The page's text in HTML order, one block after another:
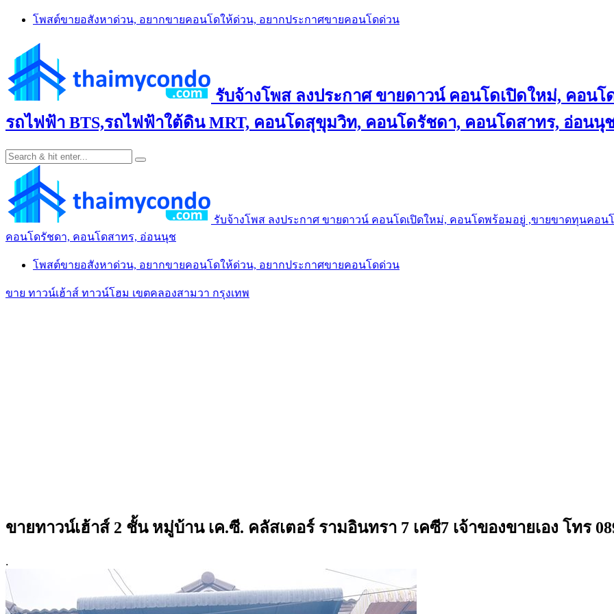
Skip
โพสต์ขายอสังหาด่วน, อยากขายคอนโดให้ด่วน, อยากประกาศขายคอนโดด่วน
รับจ้างโพส ลงประกาศ ขายดาวน์ คอนโดเปิดใหม่, คอน
รถไฟฟ้า BTS,รถไฟฟ้าใต้ดิน MRT, คอนโดสุขุมวิท, คอนโดรัชดา, คอนโดสาทร, อ่อนนุ
รับจ้างโพส ลงประกาศ ขายดาวน์ คอนโดเปิดใหม่, คอนโดพร้อมอยู่ ,ขายขาดทุนคอน
คอนโดรัชดา, คอนโดสาทร, อ่อนนุช
โพสต์ขายอสังหาด่วน, อยากขายคอนโดให้ด่วน, อยากประกาศขายคอนโดด่วน
ขาย ทาวน์เฮ้าส์ ทาวน์โฮม เขตคลองสามวา กรุงเทพ
ขายทาวน์เฮ้าส์ 2 ชั้น หมู่บ้าน เค.ซี. คลัสเตอร์ รามอินทรา 7 เคซี7 เจ้าของขายเอง โทร
.